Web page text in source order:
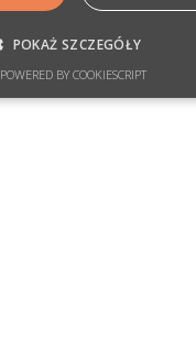
POKAŻ SZCZEGÓŁY
POWERED BY COOKIESCRIPT